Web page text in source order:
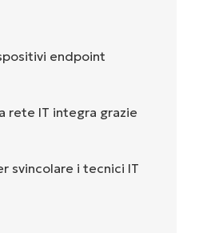
endpoint
rete IT integra grazie
svincolare i tecnici IT